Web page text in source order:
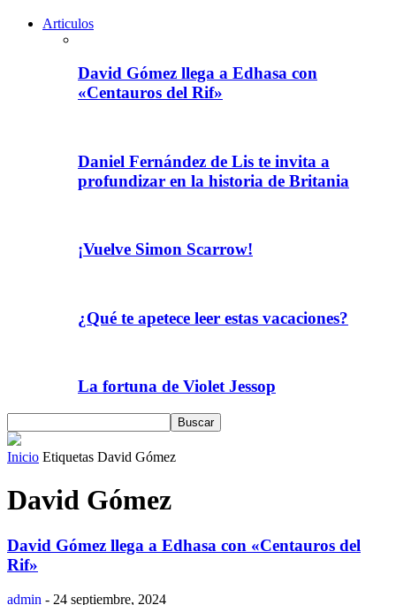
Articulos
David Gómez llega a Edhasa con
«Centauros del Rif»
Daniel Fernández de Lis te invita a
profundizar en la historia de Britania
¡Vuelve Simon Scarrow!
¿Qué te apetece leer estas vacaciones?
La fortuna de Violet Jessop
Inicio Etiquetas David Gómez
David Gómez
David Gómez llega a Edhasa con «Centauros del
Rif»
admin - 24 septiembre, 2024